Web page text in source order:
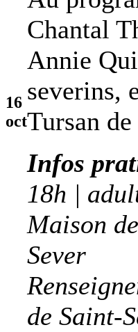
16
oct
Chantal
Annie
severins,
Tursan
Infos
18h |
Maison
Sever
de Saint-